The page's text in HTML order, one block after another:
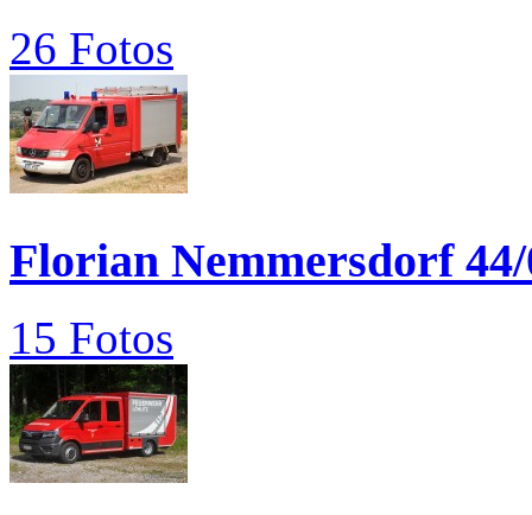
26 Fotos
Florian Nemmersdorf
15 Fotos